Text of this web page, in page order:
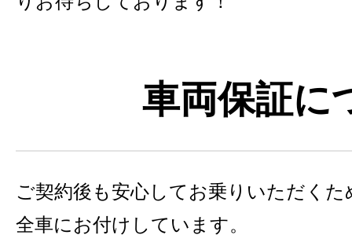
車両保証に
ご契約後も安心してお乗りいただく
全車にお付けしています。